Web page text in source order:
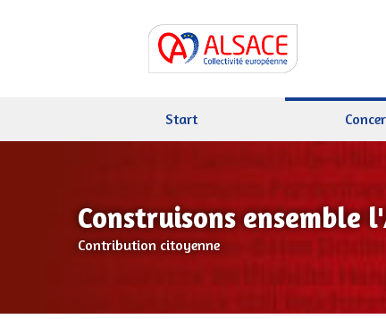
Start
Construisons ensemble
Contribution citoyenne